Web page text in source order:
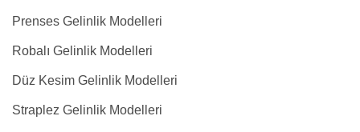
Prenses Gelinlik Modelleri
Robalı Gelinlik Modelleri
Düz Kesim Gelinlik Modelleri
Straplez Gelinlik Modelleri